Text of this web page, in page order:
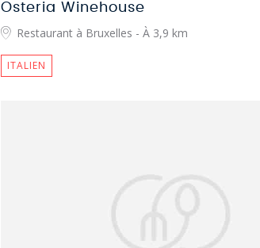
Osteria Winehouse
Restaurant à Bruxelles - À 3,9 km
ITALIEN